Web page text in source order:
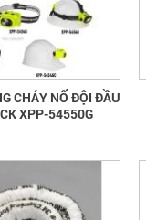
CHÁY NỔ ĐỘI ĐẦU
XPP-54550G